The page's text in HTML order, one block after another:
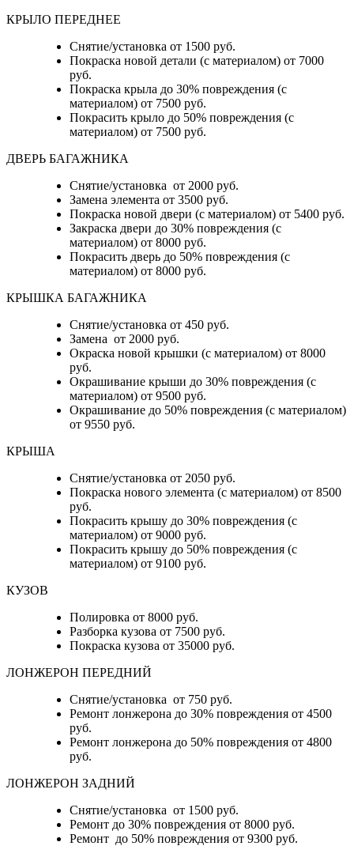
КРЫЛО ПЕРЕДНЕЕ
Снятие/установка от 1500 руб.
Покраска новой детали (с материалом) от 7000
руб.
Покраска крыла до 30% повреждения (с
материалом) от 7500 руб.
Покрасить крыло до 50% повреждения (с
материалом) от 7500 руб.
ДВЕРЬ БАГАЖНИКА
Снятие/установка от 2000 руб.
Замена элемента от 3500 руб.
Покраска новой двери (с материалом) от 5400 руб.
Закраска двери до 30% повреждения (с
материалом) от 8000 руб.
Покрасить дверь до 50% повреждения (с
материалом) от 8000 руб.
КРЫШКА БАГАЖНИКА
Снятие/установка от 450 руб.
Замена от 2000 руб.
Окраска новой крышки (с материалом) от 8000
руб.
Окрашивание крыши до 30% повреждения (с
материалом) от 9500 руб.
Окрашивание до 50% повреждения (с материалом)
от 9550 руб.
КРЫША
Снятие/установка от 2050 руб.
Покраска нового элемента (с материалом) от 8500
руб.
Покрасить крышу до 30% повреждения (с
материалом) от 9000 руб.
Покрасить крышу до 50% повреждения (с
материалом) от 9100 руб.
КУЗОВ
Полировка от 8000 руб.
Разборка кузова от 7500 руб.
Покраска кузова от 35000 руб.
ЛОНЖЕРОН ПЕРЕДНИЙ
Снятие/установка от 750 руб.
Ремонт лонжерона до 30% повреждения от 4500
руб.
Ремонт лонжерона до 50% повреждения от 4800
руб.
ЛОНЖЕРОН ЗАДНИЙ
Снятие/установка от 1500 руб.
Ремонт до 30% повреждения от 8000 руб.
Ремонт до 50% повреждения от 9300 руб.